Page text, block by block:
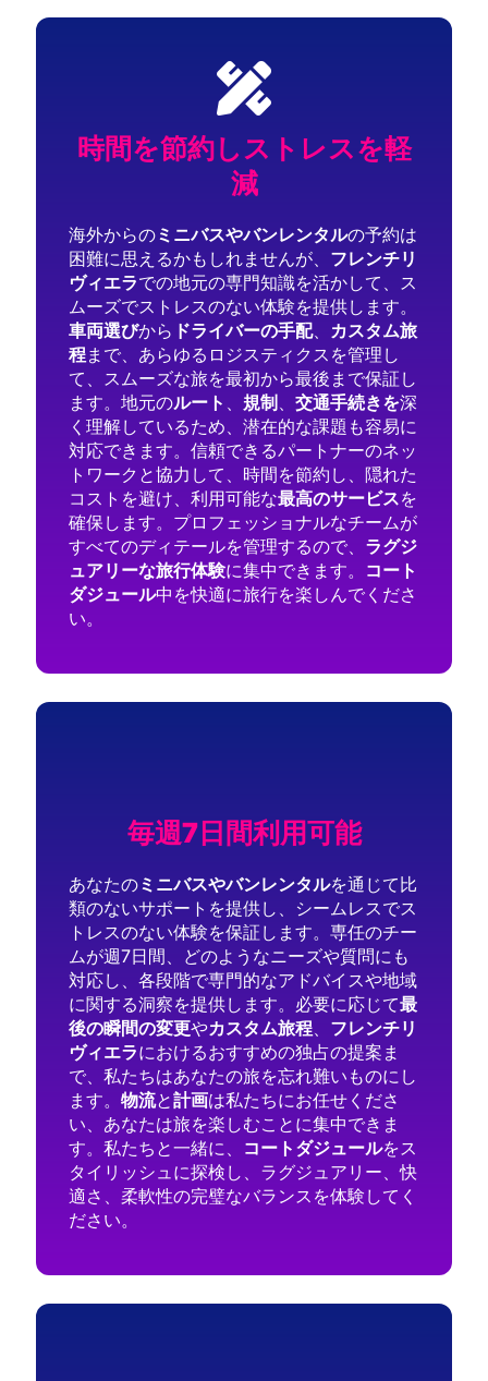
時間を節約しストレスを軽
減
海外からのミニバスやバンレンタルの予約は
困難に思えるかもしれませんが、 フレンチリ
ヴィエラでの地元の専門知識を活かして、ス
ムーズでストレスのない体験を提供します。
車両選びから ドライバーの手配、 カスタム旅
程まで、あらゆるロジスティクスを管理し
て、スムーズな旅を最初から最後まで保証し
ます。地元のルート 、 規制 、 交通手続きを深
く理解しているため、潜在的な課題も容易に
対応できます。信頼できるパートナーのネッ
トワークと協力して、時間を節約し、隠れた
コストを避け、利用可能な最高のサービスを
確保します。プロフェッショナルなチームが
すべてのディテールを管理するので、 ラグジ
ュアリーな旅行体験に集中できます。 コート
ダジュール中を快適に旅行を楽しんでくださ
い。
毎週7日間利用可能
あなたのミニバスやバンレンタルを通じて比
類のないサポートを提供し、シームレスでス
トレスのない体験を保証します。専任のチー
ムが週7日間、どのようなニーズや質問にも
対応し、各段階で専門的なアドバイスや地域
に関する洞察を提供します。必要に応じて最
後の瞬間の変更やカスタム旅程、 フレンチリ
ヴィエラにおけるおすすめの独占の提案ま
で、私たちはあなたの旅を忘れ難いものにし
ます。 物流と計画は私たちにお任せくださ
い、あなたは旅を楽しむことに集中できま
す。私たちと一緒に、 コートダジュールをス
タイリッシュに探検し、ラグジュアリー、快
適さ、柔軟性の完璧なバランスを体験してく
ださい。